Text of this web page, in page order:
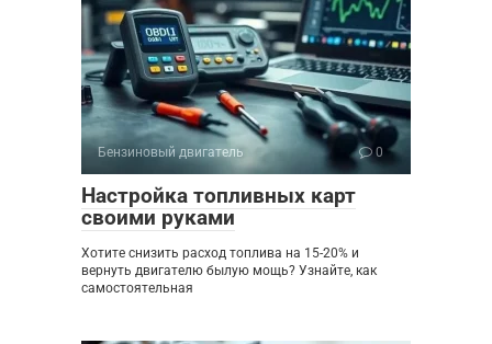
Бензиновый двигатель 0
Настройка топливных карт
своими руками
Хотите снизить расход топлива на 15-20% и
вернуть двигателю былую мощь? Узнайте, как
самостоятельная